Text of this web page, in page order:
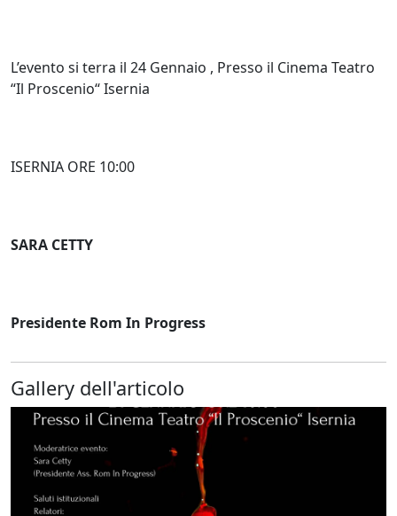
L’evento si terra il 24 Gennaio , Presso il Cinema Teatro
“Il Proscenio“ Isernia
ISERNIA ORE 10:00
SARA CETTY
Presidente Rom In Progress
Gallery dell'articolo